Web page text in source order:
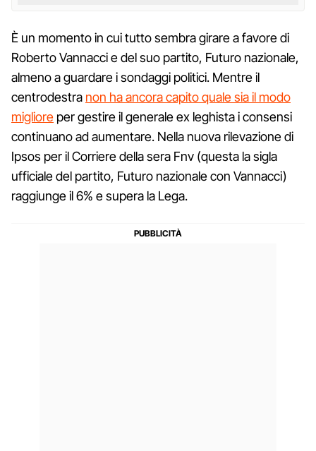
È un momento in cui tutto sembra girare a favore di
Roberto Vannacci e del suo partito, Futuro nazionale,
almeno a guardare i sondaggi politici. Mentre il
centrodestra non ha ancora capito quale sia il modo
migliore per gestire il generale ex leghista i consensi
continuano ad aumentare. Nella nuova rilevazione di
Ipsos per il Corriere della sera Fnv (questa la sigla
ufficiale del partito, Futuro nazionale con Vannacci)
raggiunge il 6% e supera la Lega.